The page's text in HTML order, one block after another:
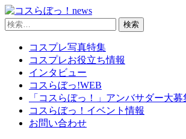
Skip
to
content
Enter)
コスらぼっ！news
検
コスプレ写真特集
コスプレお役立ち情報
インタビュー
コスらぼっ!WEB
「コスらぼっ！」アンバサダー大募
コスらぼっ！イベント情報
お問い合わせ